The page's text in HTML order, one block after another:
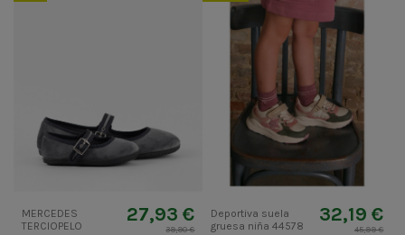
MERCEDES
TERCIOPELO
27,93 €
39,90 €
Deportiva suela
gruesa niña 44578
32,19 €
45,99 €